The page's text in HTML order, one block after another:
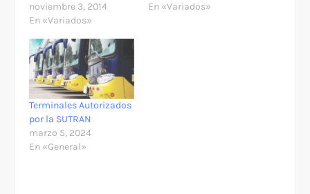
noviembre 3, 2014
En «Variados»
En «Variados»
Terminales Autorizados
por la SUTRAN
marzo 5, 2024
En «General»